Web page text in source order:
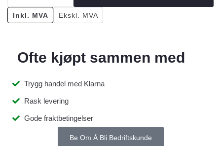
Inkl. MVA Ekskl. MVA
Ofte kjøpt sammen med
Trygg handel med Klarna
Rask levering
Gode fraktbetingelser
Be Om Å Bli Bedriftskunde